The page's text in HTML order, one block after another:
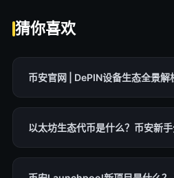
猜你喜欢
币安官网 | DePIN设备生态全景
以太坊生态代币是什么？币安新